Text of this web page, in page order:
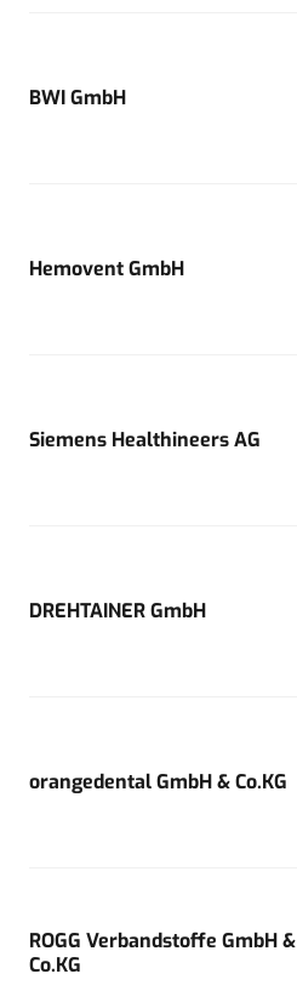
BWI GmbH
Hemovent GmbH
Siemens Healthineers AG
DREHTAINER GmbH
orangedental GmbH & Co.KG
ROGG Verbandstoffe GmbH &
Co.KG